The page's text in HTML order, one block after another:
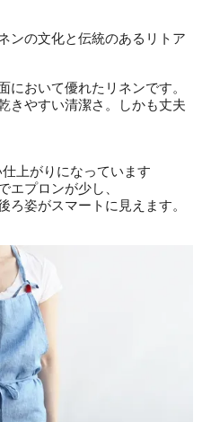
ンの文化と伝統のあるリトア
において優れたリネンです。
きやすい清潔さ。しかも丈夫
上がりになっています
エプロンが少し、
ろ姿がスマートに見えます。